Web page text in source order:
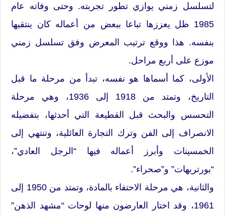
لتسلسل زمني يوازي تطور تجربته. وحتى وفاته عام
1985 ظل يعززها تباعا ببعض من أعماله كان ينتقيها
بنفسه. هذا ووقع ترتيب المعرض وفق تسلسل زمني
موزع على أربع مراحل.
الأولى، كما أسماها هو نفسه، تبدأ من مرحلة ما قبل
التاريخ، وتمتد من 1918 إلى 1936، وهي مرحلة
التحسس والبحث قبل القطيعة التي أحدثها، بتفضيله
الانصراف إلى الفن وترك التجارة العائلية، وتنتهي إلى
الخمسينات وأبرز أعماله فيها “الرجل العادي”،
“بورتريهات” و”صحراء”.
والثانية، هي مرحلة الاحتفاء بالمادة، وتمتد من 1950 إلى
1961، وقد اختار العارضون منها لوحات “مشهد الذهن”